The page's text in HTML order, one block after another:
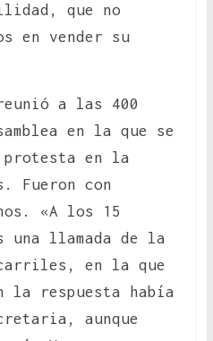
que no
en vender su
a las 400
en la que se
protesta en la
Fueron con
«A los 15
una llamada de la
en la que
la respuesta había
aunque